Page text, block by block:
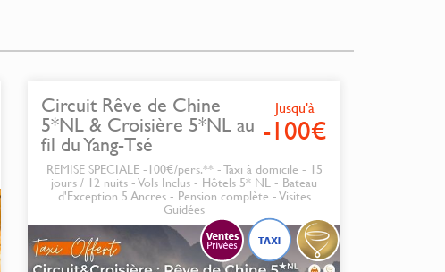
Circuit Rêve de Chine
5*NL & Croisière 5*NL au
fil du Yang-Tsé
Jusqu'à
-100€
REMISE SPECIALE -100€/pers.** - Taxi à domicile - 15
jours / 12 nuits - Vols Inclus - Hôtels 5* NL - Bateau
d'Exception 5 Ancres - Pension complète - Visites
Guidées